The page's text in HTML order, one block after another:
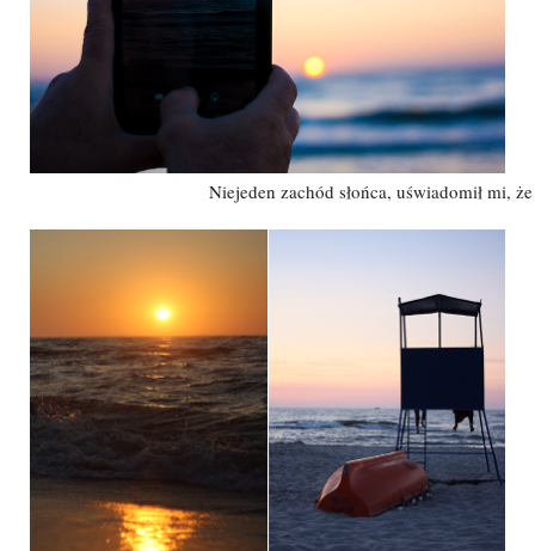
Niejeden zachód słońca, uświadomił mi,